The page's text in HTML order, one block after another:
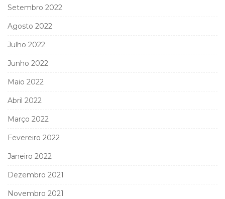
Setembro 2022
Agosto 2022
Julho 2022
Junho 2022
Maio 2022
Abril 2022
Março 2022
Fevereiro 2022
Janeiro 2022
Dezembro 2021
Novembro 2021